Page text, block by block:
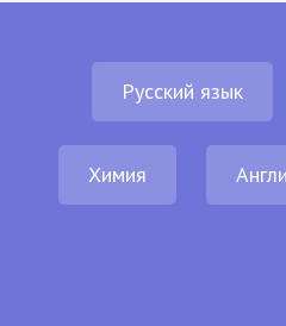
Русский язык
Химия